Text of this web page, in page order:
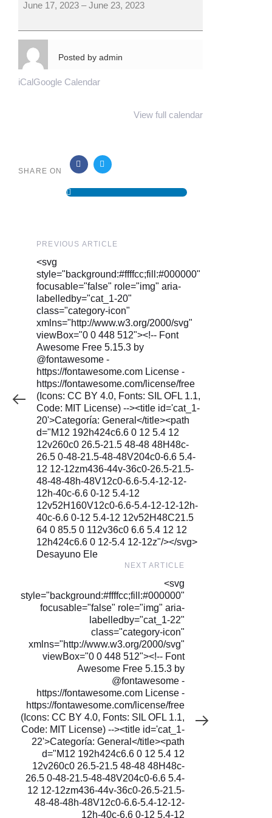
June 17, 2023 –June 23, 2023
Posted by admin
iCalGoogle Calendar
View full calendar
SHARE ON
CONV.
TRIBUS&SOURCE=VIAJAR
Previous
PREVIOUS ARTICLE
<svg
style="background:#ffffcc;fill:#000000"
focusable="false" role="img" aria-
labelledby="cat_1-20"
class="category-icon"
xmlns="http://www.w3.org/2000/svg"
viewBox="0 0 448 512"><!-- Font
Awesome Free 5.15.3 by
@fontawesome -
https://fontawesome.com License -
https://fontawesome.com/license/free
(Icons: CC BY 4.0, Fonts: SIL OFL 1.1,
Code: MIT License) --><title id='cat_1-
20'>Categoría: General</title><path
d="M12 192h424c6.6 0 12 5.4 12
12v260c0 26.5-21.5 48-48 48H48c-
26.5 0-48-21.5-48-48V204c0-6.6 5.4-
12 12-12zm436-44v-36c0-26.5-21.5-
48-48-48h-48V12c0-6.6-5.4-12-12-
12h-40c-6.6 0-12 5.4-12
12v52H160V12c0-6.6-5.4-12-12-12h-
40c-6.6 0-12 5.4-12 12v52H48C21.5
64 0 85.5 0 112v36c0 6.6 5.4 12 12
12h424c6.6 0 12-5.4 12-12z"/></svg>
Desayuno Ele
NEXT ARTICLE
<svg
style="background:#ffffcc;fill:#000000"
focusable="false" role="img" aria-
labelledby="cat_1-22"
class="category-icon"
xmlns="http://www.w3.org/2000/svg"
viewBox="0 0 448 512"><!-- Font
Awesome Free 5.15.3 by
@fontawesome -
https://fontawesome.com License -
https://fontawesome.com/license/free
(Icons: CC BY 4.0, Fonts: SIL OFL 1.1,
Code: MIT License) --><title id='cat_1-
22'>Categoría: General</title><path
d="M12 192h424c6.6 0 12 5.4 12
12v260c0 26.5-21.5 48-48 48H48c-
26.5 0-48-21.5-48-48V204c0-6.6 5.4-
12 12-12zm436-44v-36c0-26.5-21.5-
48-48-48h-48V12c0-6.6-5.4-12-12-
12h-40c-6.6 0-12 5.4-12